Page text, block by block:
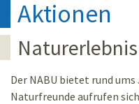
Aktionen
Der NABU bietet rund
Naturfreunde aufrufen